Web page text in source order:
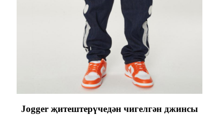
Jogger җитештерүчедән чигелгән джинсы